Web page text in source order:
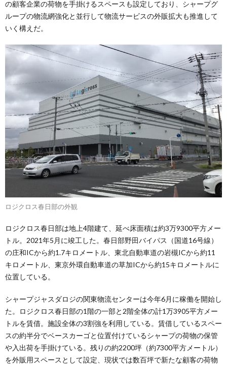
の顧客企業の荷物を手掛けるスペースも設定しており、シャープグ
ループの物流網強化と並行して物流サービスの外販拡大も推進して
いく構えだ。
ロジクロス春日部の外観
ロジクロス春日部は地上4階建て、延べ床面積は約3万9300平方メー
トル。2021年5月に竣工した。春日部野田バイパス（国道16号線）
の庄和ICから約1.7キロメートル、東北自動車道の岩槻ICから約11
キロメートル、東京外環自動車道の草加ICから約15キロメートルに
位置している。
シャープジャスダロジの関東物流センターは今年6月に稼働を開始し
た。ロジクロス春日部の1階の一部と2階全体の計1万3905平方メー
トルを賃借。施設全体の3割強を利用している。賃借しているスペー
スの約半分でベースカーゴと位置付けているシャープの荷物の保管
や入出荷を手掛けている。残りの約2200坪（約7300平方メートル）
を外販用スペースとして設定、現状では数百坪で新たな顧客の荷物